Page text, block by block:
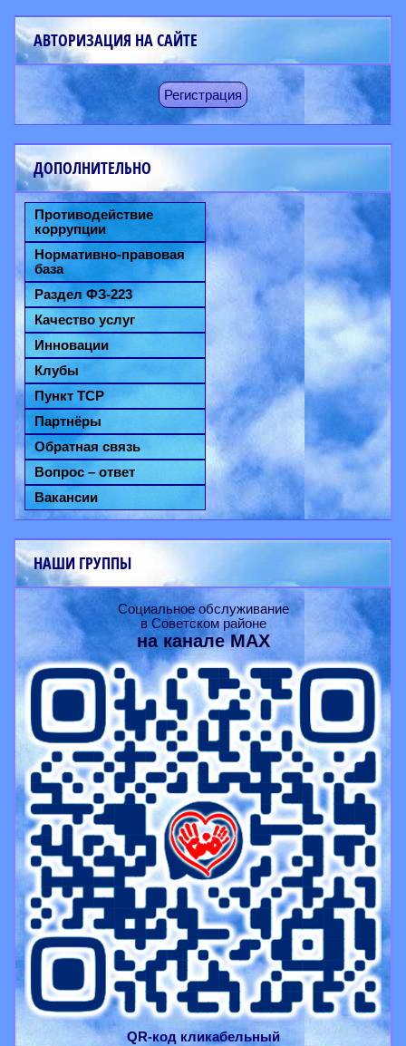
АВТОРИЗАЦИЯ НА САЙТЕ
Регистрация
ДОПОЛНИТЕЛЬНО
Противодействие
коррупции
Нормативно-правовая
база
Раздел ФЗ-223
Качество услуг
Инновации
Клубы
Пункт ТСР
Партнёры
Обратная связь
Вопрос – ответ
Вакансии
НАШИ ГРУППЫ
Социальное обслуживание
в Советском районе
на каналеMAX
QR-код кликабельный